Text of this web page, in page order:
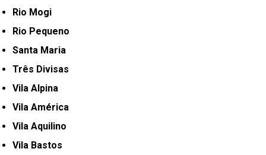
Rio Mogi
Rio Pequeno
Santa Maria
Três Divisas
Vila Alpina
Vila América
Vila Aquilino
Vila Bastos